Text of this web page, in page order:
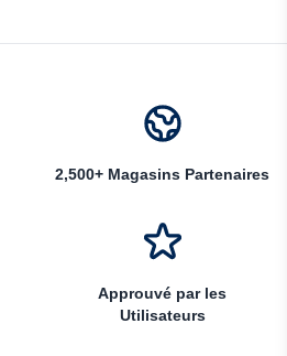
2,500+ Magasins Partenaires
Approuvé par les
Utilisateurs